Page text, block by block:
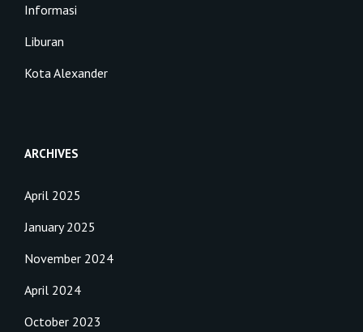
Informasi
Liburan
Kota Alexander
ARCHIVES
April 2025
January 2025
November 2024
April 2024
October 2023